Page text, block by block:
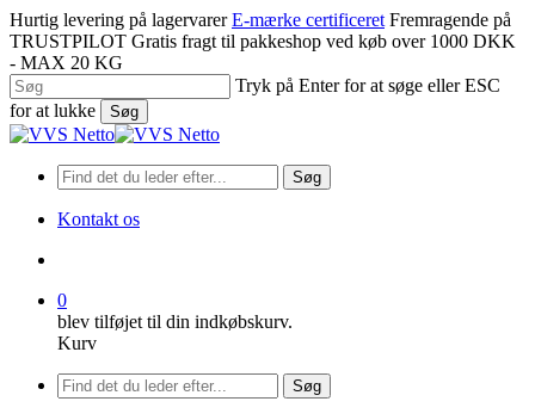
Spring
til
hovedindhold
Hurtig levering på lagervarer E-mærke certificeret Fremragende på
TRUSTPILOT Gratis fragt til pakkeshop ved køb over 1000 DKK
- MAX 20 KG
Tryk på Enter for at søge eller ESC
for at lukke
Søg
Luk
Søg
Kontakt os
0
blev tilføjet til din indkøbskurv.
Kurv
Menu
Søg